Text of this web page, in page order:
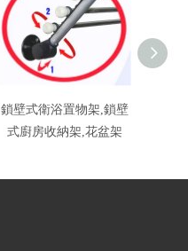
鎖壁式衛浴置物架,鎖壁
式廚房收納架,花盆架